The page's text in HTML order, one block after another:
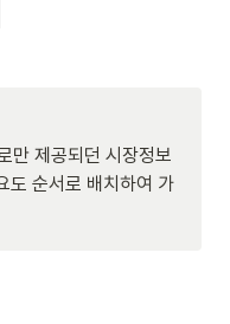
만 제공되던 시장정보
도 순서로 배치하여 가